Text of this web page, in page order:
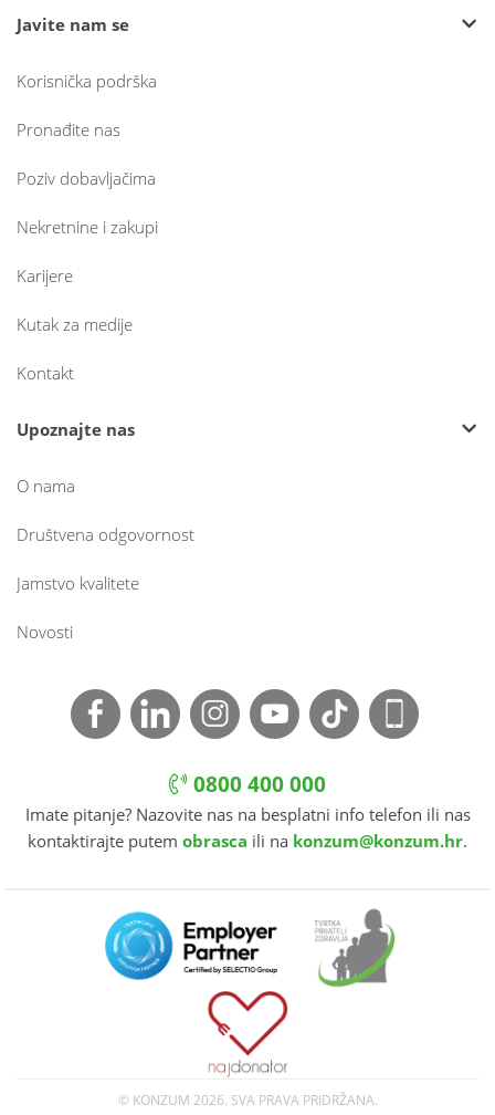
Javite nam se
Korisnička podrška
Pronađite nas
Poziv dobavljačima
Nekretnine i zakupi
Karijere
Kutak za medije
Kontakt
Upoznajte nas
O nama
Društvena odgovornost
Jamstvo kvalitete
Novosti
0800 400 000
Imate pitanje? Nazovite nas na besplatni info telefon ili nas
kontaktirajte putem obrasca ili na konzum@konzum.hr.
© KONZUM 2026. SVA PRAVA PRIDRŽANA.